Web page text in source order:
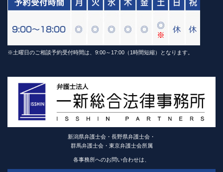
※土曜日のご相談予約受付時間は、9:00～17:00（1時間短縮）となります。
新潟県弁護士会・長野県弁護士会・
群馬弁護士会・東京弁護士会所属
各事務所へのお問い合わせは、